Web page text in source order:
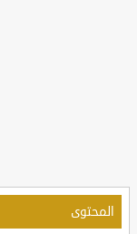
المحتوى